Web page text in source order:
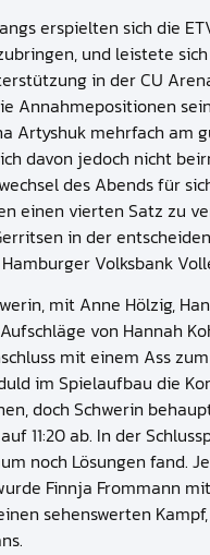
erspielten sich die
und leistete
in der CU
mehrfach am
davon jedoch nicht
des Abends für
einen vierten Satz
in der
Volksbank
mit Anne Hölzig,
von Hannah
mit einem Ass
im Spielaufbau die
doch Schwerin
11:20 ab. In der
noch Lösungen fand.
Finnja Frommann
sehenswerten